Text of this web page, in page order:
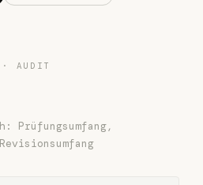
· AUDIT
Prüfungsumfang,